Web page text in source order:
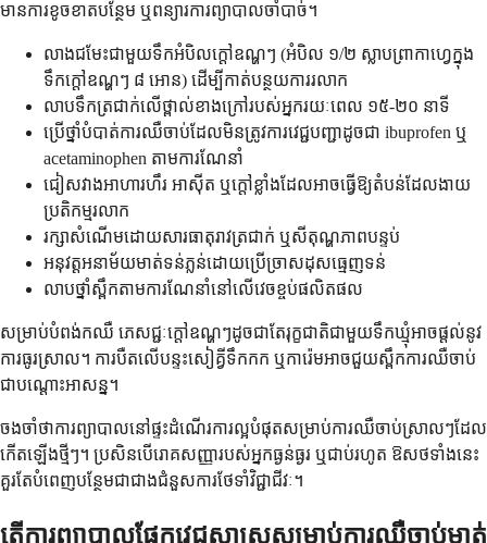
មានការខូចខាតបន្ថែម ឬពន្យារការព្យាបាលចាំបាច់។
លាងជមែះជាមួយទឹកអំបិលក្តៅឧណ្ហៗ (អំបិល ១/២ ស្លាបព្រាកាហ្វេក្នុង
ទឹកក្តៅឧណ្ហៗ ៨ អោន) ដើម្បីកាត់បន្ថយការរលាក
លាបទឹកត្រជាក់លើថ្ពាល់ខាងក្រៅរបស់អ្នករយៈពេល ១៥-២០ នាទី
ប្រើថ្នាំបំបាត់ការឈឺចាប់ដែលមិនត្រូវការវេជ្ជបញ្ជាដូចជា ibuprofen ឬ
acetaminophen តាមការណែនាំ
ជៀសវាងអាហារហឹរ អាស៊ីត ឬក្តៅខ្លាំងដែលអាចធ្វើឱ្យតំបន់ដែលងាយ
ប្រតិកម្មរលាក
រក្សាសំណើមដោយសារធាតុរាវត្រជាក់ ឬសីតុណ្ហភាពបន្ទប់
អនុវត្តអនាម័យមាត់ទន់ភ្លន់ដោយប្រើច្រាសដុសធ្មេញទន់
លាបថ្នាំស្ពឹកតាមការណែនាំនៅលើវេចខ្ចប់ផលិតផល
សម្រាប់បំពង់កឈឺ ភេសជ្ជៈក្តៅឧណ្ហៗដូចជាតែរុក្ខជាតិជាមួយទឹកឃ្មុំអាចផ្តល់នូវ
ការធូរស្រាល។ ការបឺតលើបន្ទះសៀគ្វីទឹកកក ឬការ៉េមអាចជួយស្ពឹកការឈឺចាប់
ជាបណ្តោះអាសន្ន។
ចងចាំថាការព្យាបាលនៅផ្ទះដំណើរការល្អបំផុតសម្រាប់ការឈឺចាប់ស្រាលៗដែល
កើតឡើងថ្មីៗ។ ប្រសិនបើ​រោគសញ្ញារបស់អ្នកធ្ងន់ធ្ងរ ឬជាប់រហូត ឱសថទាំងនេះ
គួរតែបំពេញបន្ថែមជាជាងជំនួសការថែទាំវិជ្ជាជីវៈ។
តើការព្យាបាលផ្នែកវេជ្ជសាស្ត្រសម្រាប់ការឈឺចាប់មាត់